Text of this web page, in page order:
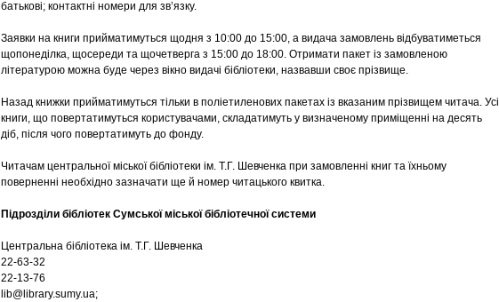
батькові; контактні номери для зв’язку.
Заявки на книги прийматимуться щодня з 10:00 до 15:00, а видача замовлень відбуватиметься
щопонеділка, щосереди та щочетверга з 15:00 до 18:00. Отримати пакет із замовленою
літературою можна буде через вікно видачі бібліотеки, назвавши своє прізвище.
Назад книжки прийматимуться тільки в поліетиленових пакетах із вказаним прізвищем читача. Усі
книги, що повертатимуться користувачами, складатимуть у визначеному приміщенні на десять
діб, після чого повертатимуть до фонду.
Читачам центральної міської бібліотеки ім. Т.Г. Шевченка при замовленні книг та їхньому
поверненні необхідно зазначати ще й номер читацького квитка.
Підрозділи бібліотек Сумської міської бібліотечної системи
Центральна бібліотека ім. Т.Г. Шевченка
22-63-32
22-13-76
lib@library.sumy.ua;